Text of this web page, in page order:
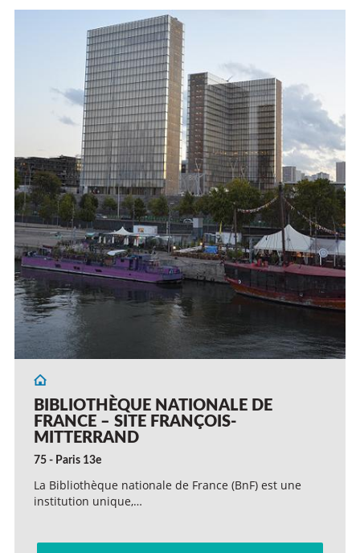
BIBLIOTHÈQUE NATIONALE DE
FRANCE – SITE FRANÇOIS-
MITTERRAND
75 - Paris 13e
La Bibliothèque nationale de France (BnF) est une
institution unique,…